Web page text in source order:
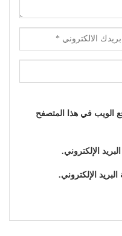
الويب في هذا المتصفح
الإلكتروني.
الإلكتروني.